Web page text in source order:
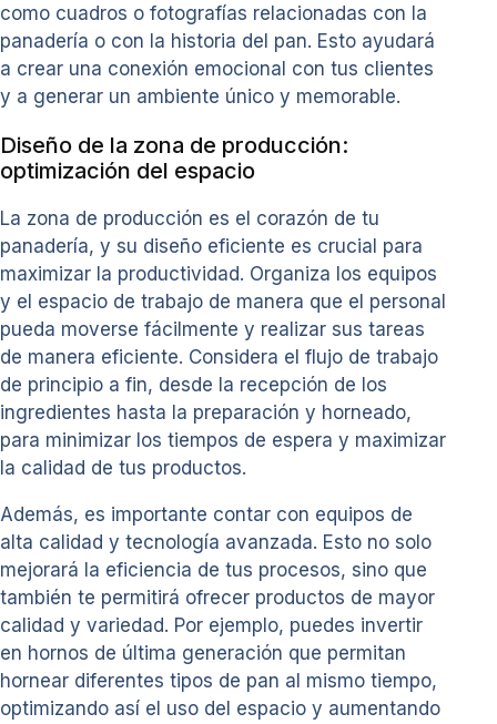
como cuadros o fotografías relacionadas con la
panadería o con la historia del pan. Esto ayudará
a crear una conexión emocional con tus clientes
y a generar un ambiente único y memorable.
Diseño de la zona de producción:
optimización del espacio
La zona de producción es el corazón de tu
panadería, y su diseño eficiente es crucial para
maximizar la productividad. Organiza los equipos
y el espacio de trabajo de manera que el personal
pueda moverse fácilmente y realizar sus tareas
de manera eficiente. Considera el flujo de trabajo
de principio a fin, desde la recepción de los
ingredientes hasta la preparación y horneado,
para minimizar los tiempos de espera y maximizar
la calidad de tus productos.
Además, es importante contar con equipos de
alta calidad y tecnología avanzada. Esto no solo
mejorará la eficiencia de tus procesos, sino que
también te permitirá ofrecer productos de mayor
calidad y variedad. Por ejemplo, puedes invertir
en hornos de última generación que permitan
hornear diferentes tipos de pan al mismo tiempo,
optimizando así el uso del espacio y aumentando